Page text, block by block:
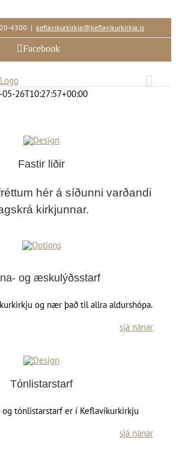
4300 | keflavikurkirkja@keflavikurkirkja.is
Facebook
05-26T10:27:57+00:00
Fastir liðir
hér á síðunni varðandi
kirkjunnar.
og æskulýðsstarf
og nær það til allra aldurshópa.
sjá nánar
Tónlistarstarf
og tónlistarstarf er í Keflavíkurkirkju
sjá nánar